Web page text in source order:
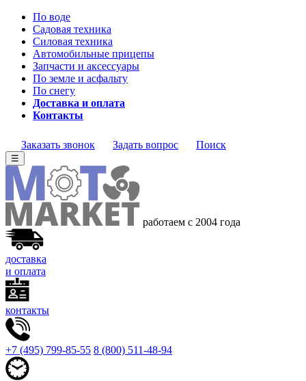
По воде
Садовая техника
Силовая техника
Автомобильные прицепы
Запчасти и аксессуары
По земле и асфальту
По снегу
Доставка и оплата
Контакты
Заказать звонок Задать вопрос Поиск
☰
работаем с 2004 года
доставка
и оплата
контакты
+7 (495) 799-85-55 8 (800) 511-48-94